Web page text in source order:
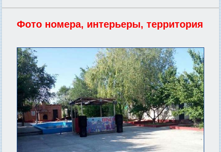
Фото номера, интерьеры, территория